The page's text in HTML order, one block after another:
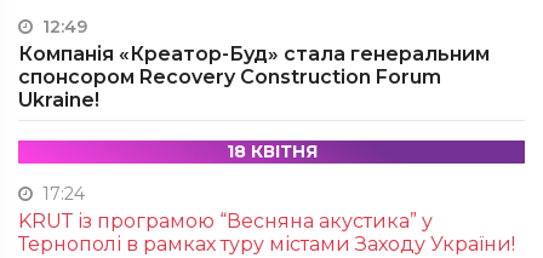
12:49
Компанія «Креатор-Буд» стала генеральним
спонсором Recovery Construction Forum
Ukraine!
18 КВІТНЯ
17:24
KRUТ із програмою “Весняна акустика” у
Тернополі в рамках туру містами Заходу України!